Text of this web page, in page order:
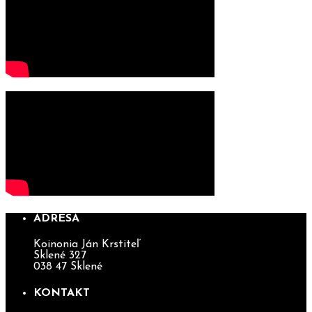
ADRESA
Koinonia Ján Krstiteľ
Sklené 327
038 47 Sklené
KONTAKT